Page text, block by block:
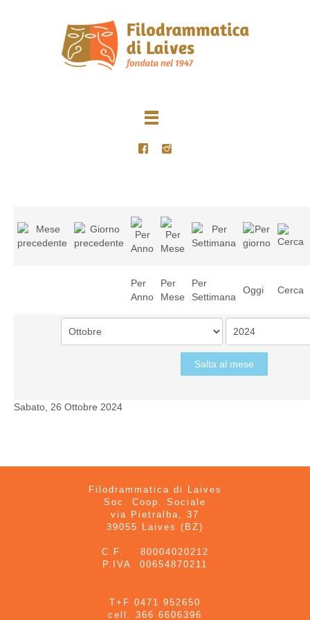
Per
Anno
Per
Mese
Per
Settimana
Oggi Cerca
Salta al mese
Sabato, 26 Ottobre 2024
Filodrammatica di Laives
Soc. Coop. Sociale
via Pietralba, 37
39055 Laives (BZ)
C.F. 80004020212
P.IVA 00654870211
T+F 0471 952650
cell. 366 6606396